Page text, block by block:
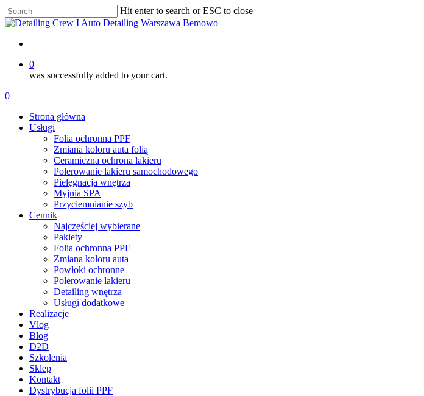
Skip
to
content
Hit enter to search or ESC to close
Close
0
was successfully added to your cart.
Menu
account
0
Strona główna
Usługi
Folia ochronna PPF
Zmiana koloru auta folią
Ceramiczna ochrona lakieru
Polerowanie lakieru samochodowego
Pielęgnacja wnętrza
Myjnia SPA
Przyciemnianie szyb
Cennik
Najczęściej wybierane
Pakiety
Folia ochronna PPF
Zmiana koloru auta
Powłoki ochronne
Polerowanie lakieru
Detailing wnętrza
Usługi dodatkowe
Realizacje
Vlog
Blog
D2D
Szkolenia
Sklep
Kontakt
Dystrybucja folii PPF